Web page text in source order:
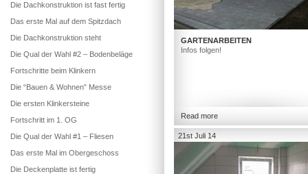
GARTENARBEITEN
Infos folgen!
Read more
21st Juli 14
Die Dachkonstruktion ist fast fertig
Das erste Mal auf dem Spitzdach
Die Dachkonstruktion steht
Die Qual der Wahl #2 – Bodenbeläge
Fortschritte beim Klinkern
Die “Bauen & Wohnen” Messe
Die ersten Klinkersteine
Fortschritt im 1. OG
Die Qual der Wahl #1 – Fliesen
Das erste Mal im Obergeschoss
Die Deckenplatte ist fertig